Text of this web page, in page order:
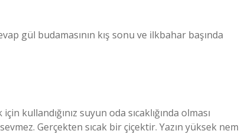
gül budamasının kış sonu ve ilkbahar başında
kullandığınız suyun oda sıcaklığında olması
Gerçekten sıcak bir çiçektir. Yazın yüksek nem